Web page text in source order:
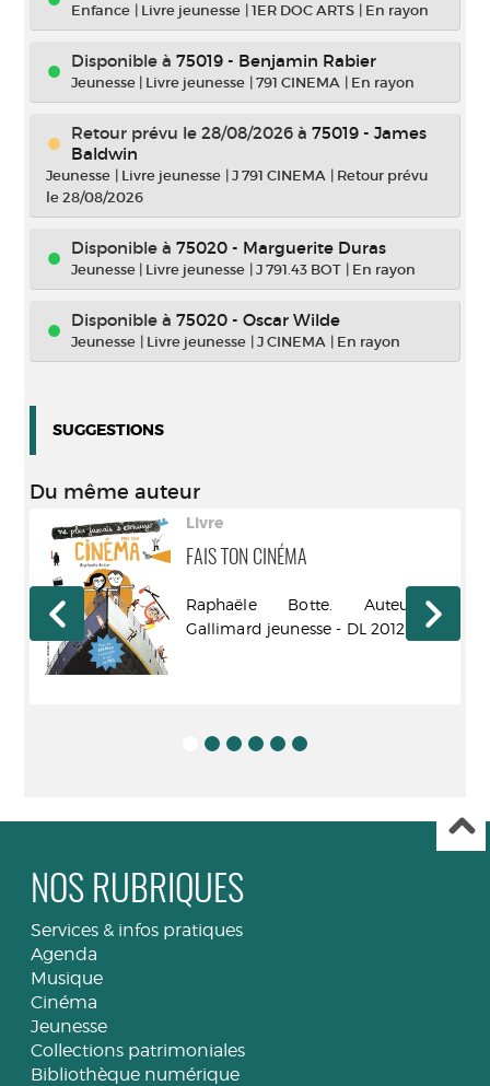
Enfance | Livre jeunesse |1ER DOC ARTS | En rayon
Disponible à 75019 - Benjamin Rabier
Jeunesse | Livre jeunesse |791 CINEMA | En rayon
Retour prévu le 28/08/2026 à 75019 - James
Baldwin
Jeunesse | Livre jeunesse |J 791 CINEMA | Retour prévu
le 28/08/2026
Disponible à 75020 - Marguerite Duras
Jeunesse | Livre jeunesse |J 791.43 BOT | En rayon
Disponible à 75020 - Oscar Wilde
Jeunesse | Livre jeunesse |J CINEMA | En rayon
SUGGESTIONS
Du même auteur
Livre
FAIS TON CINÉMA
Raphaële Botte. Auteur -
Gallimard jeunesse - DL 2012
NOS RUBRIQUES
Services & infos pratiques
Agenda
Musique
Cinéma
Jeunesse
Collections patrimoniales
Bibliothèque numérique